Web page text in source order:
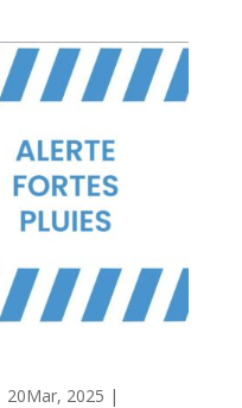
20Mar, 2025 |